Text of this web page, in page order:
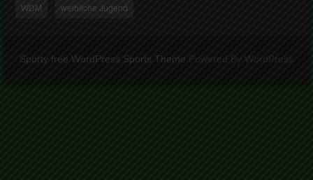
WDM weibliche Jugend
Sporty free WordPress Sports Theme Powered By WordPress